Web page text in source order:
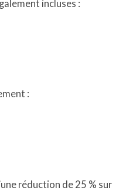
incluses :
:
réduction de 25 % sur